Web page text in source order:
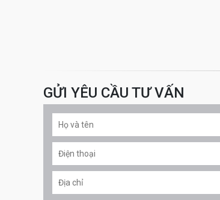
GỬI YÊU CẦU TƯ VẤN